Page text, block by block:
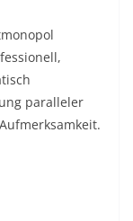
paralleler